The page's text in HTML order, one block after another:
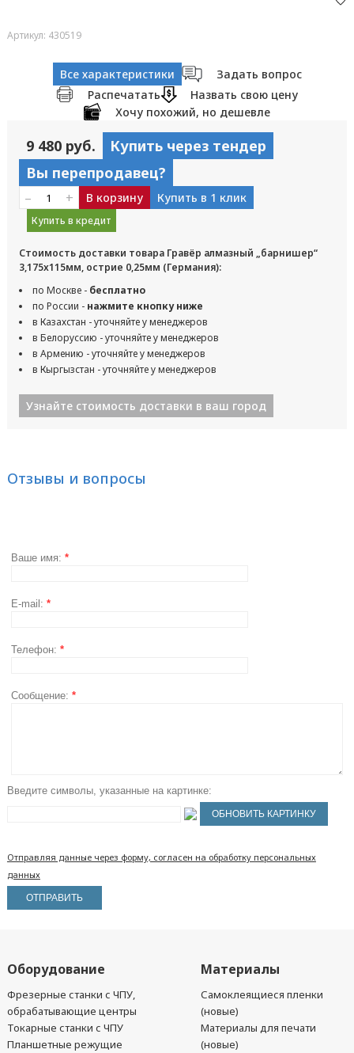
Артикул: 430519
Все характеристики
Задать вопрос
Распечатать
Назвать свою цену
Хочу похожий, но дешевле
9 480 руб.
Купить через тендер
Вы перепродавец?
– + В корзину Купить в 1 клик
Купить в кредит
Стоимость доставки товара Гравёр алмазный „барнишер“
3,175x115мм, острие 0,25мм (Германия):
по Москве - бесплатно
по России - нажмите кнопку ниже
в Казахстан - уточняйте у менеджеров
в Белоруссию - уточняйте у менеджеров
в Армению - уточняйте у менеджеров
в Кыргызстан - уточняйте у менеджеров
Узнайте стоимость доставки в ваш город
Отзывы и вопросы
Ваше имя: *
E-mail: *
Телефон: *
Сообщение: *
Введите символы, указанные на картинке:
Отправляя данные через форму, согласен на обработку персональных
данных
Оборудование
Фрезерные станки с ЧПУ,
обрабатывающие центры
Токарные станки с ЧПУ
Планшетные режущие
Материалы
Самоклеящиеся пленки
(новые)
Материалы для печати
(новые)